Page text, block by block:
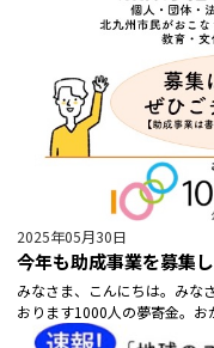
2025年05月30日
今年も助成事業を募集し
みなさま、こんにちは。みな
おります1000人の夢寄金。